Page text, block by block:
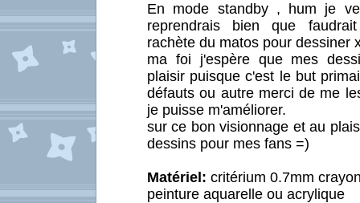
En mode standby , hum je
reprendrais bien que
rachète du matos pour dessiner
ma foi j'espère que mes
plaisir puisque c'est le but
défauts ou autre merci de me
je puisse m'améliorer.
sur ce bon visionnage et au
dessins pour mes fans =)
Matériel: critérium 0.7mm
peinture aquarelle ou acrylique